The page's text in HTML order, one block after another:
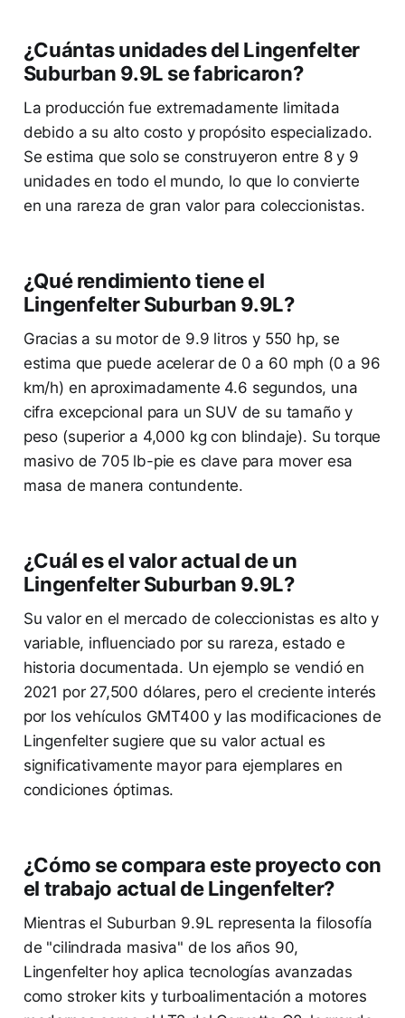
¿Cuántas unidades del Lingenfelter
Suburban 9.9L se fabricaron?
La producción fue extremadamente limitada
debido a su alto costo y propósito especializado.
Se estima que solo se construyeron entre 8 y 9
unidades en todo el mundo, lo que lo convierte
en una rareza de gran valor para coleccionistas.
¿Qué rendimiento tiene el
Lingenfelter Suburban 9.9L?
Gracias a su motor de 9.9 litros y 550 hp, se
estima que puede acelerar de 0 a 60 mph (0 a 96
km/h) en aproximadamente 4.6 segundos, una
cifra excepcional para un SUV de su tamaño y
peso (superior a 4,000 kg con blindaje). Su torque
masivo de 705 lb-pie es clave para mover esa
masa de manera contundente.
¿Cuál es el valor actual de un
Lingenfelter Suburban 9.9L?
Su valor en el mercado de coleccionistas es alto y
variable, influenciado por su rareza, estado e
historia documentada. Un ejemplo se vendió en
2021 por 27,500 dólares, pero el creciente interés
por los vehículos GMT400 y las modificaciones de
Lingenfelter sugiere que su valor actual es
significativamente mayor para ejemplares en
condiciones óptimas.
¿Cómo se compara este proyecto con
el trabajo actual de Lingenfelter?
Mientras el Suburban 9.9L representa la filosofía
de "cilindrada masiva" de los años 90,
Lingenfelter hoy aplica tecnologías avanzadas
como stroker kits y turboalimentación a motores